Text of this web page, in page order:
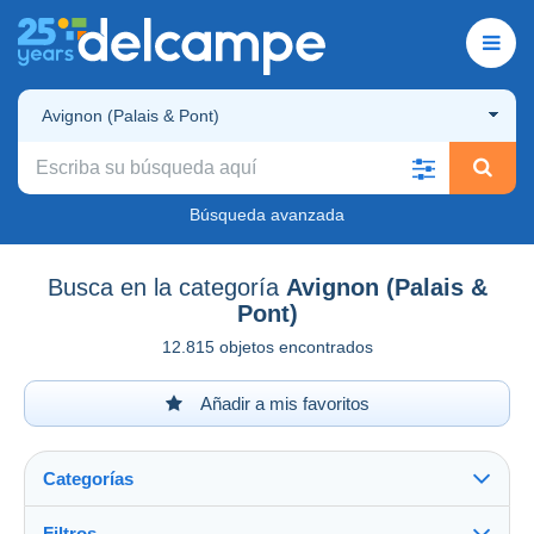
Avignon (Palais & Pont)
Búsqueda avanzada
Busca en la categoría Avignon (Palais &
Pont)
12.815 objetos encontrados
Añadir a mis favoritos
Categorías